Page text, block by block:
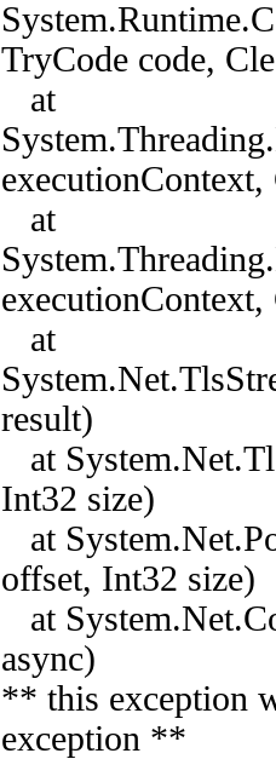
TryCode code,
at
at
at
result)
at
Int32 size)
at
offset, Int32 size)
at
async)
** this exception
exception **